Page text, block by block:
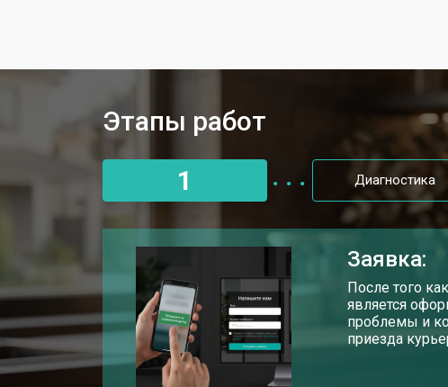
Декальцинация кофемашины Gorenje
Этапы работ
1
Диагностика
Заявка:
После того
является
проблемы и
приезда